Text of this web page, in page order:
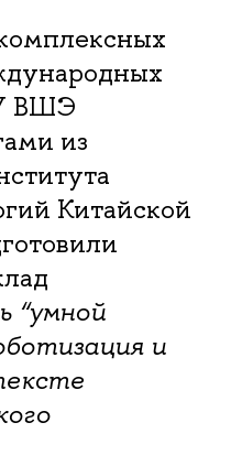
ВШЭ
из
Китайской
“умной
и